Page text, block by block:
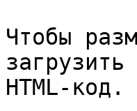
Чтобы
HTML-